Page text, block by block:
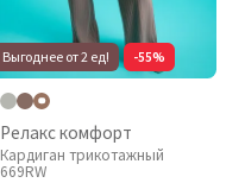
Выгоднее от 2 ед! -55%
Релакс комфорт
Кардиган трикотажный
669RW